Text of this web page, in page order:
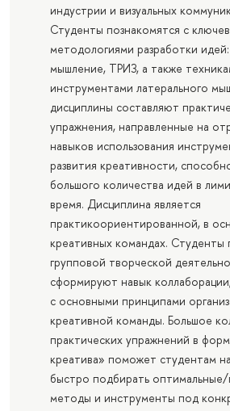
индустрии и визуальных
Студенты познакомятся с
методологиями разработки
мышление, ТРИЗ, а также
инструментами латерального
дисциплины составляют
упражнения, направленные на
навыков использования
развития креативности,
большого количества идей в
время. Дисциплина является
практикоориентированной, в
креативных командах. Студенты
групповой творческой
сформируют навык
с основными принципами
креативной команды. Большое
практических упражнений в
креатива» поможет студентам
быстро подбирать оптимальные/
методы и инструменты под